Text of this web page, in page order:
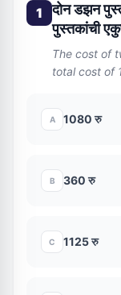
1
दोन डझन
पुस्तकांची
The cost of
total cost of
A 1080 रु
B 360 रु
C 1125 रु